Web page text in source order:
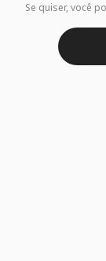
Se quiser, você